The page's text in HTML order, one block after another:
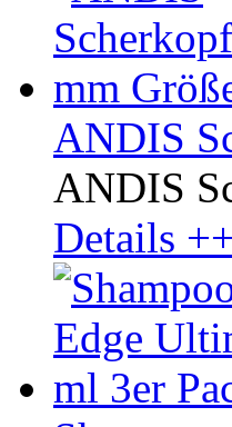
ANDIS
ANDIS
Details